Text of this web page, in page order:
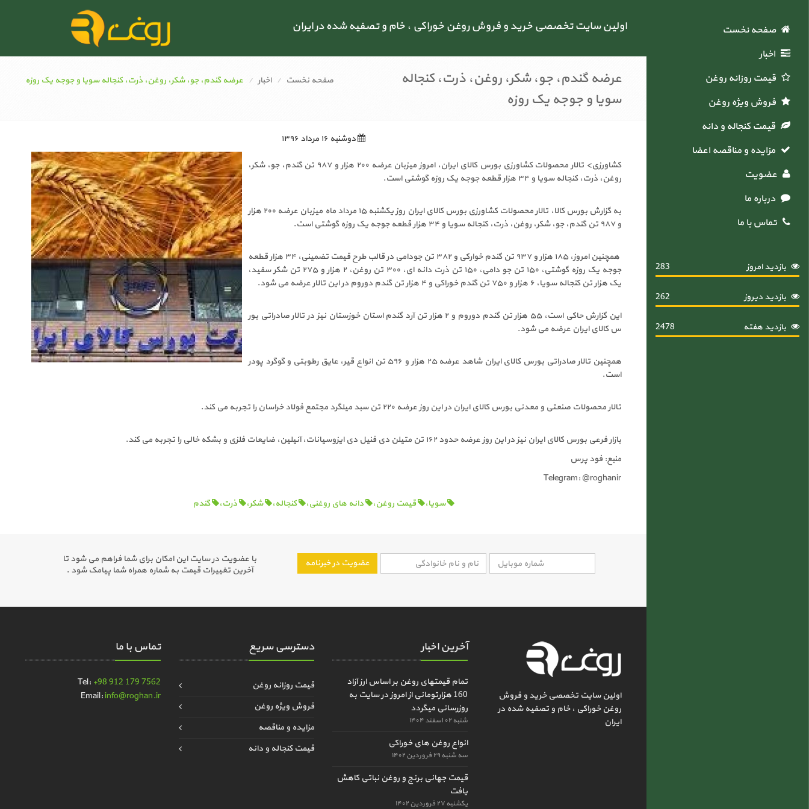
اولین سایت تخصصی خرید و فروش روغن خوراکی ، خام و تصفیه شده در ایران
صفحه نخست
اخبار
قیمت روزانه روغن
فروش ویژه روغن
قیمت کنجاله و دانه
مزایده و مناقصه اعضاء
عضویت
درباره ما
تماس با ما
بازدید امروز 283
بازدید دیروز 262
بازدید هفته 2478
عرضه گندم، جو، شکر، روغن، ذرت، کنجاله
سویا و جوجه یک روزه
صفحه نخست اخبار عرضه گندم، جو، شکر، روغن، ذرت، کنجاله سویا و جوجه یک روزه
دوشنبه ۱۶ مرداد ۱۳۹۶
کشاورزی> تالار محصولات کشاورزی بورس کالای ایران، امروز میزبان عرضه ۲۰۰ هزار و ۹۸۷ تن گندم، جو، شکر،
روغن، ذرت، کنجاله سویا و ۳۴ هزار قطعه جوجه یک روزه گوشتی است.
به گزارش بورس کالا، تالار محصولات کشاورزی بورس کالای ایران روز یکشنبه ۱۵ مرداد ماه میزبان عرضه ۲۰۰ هزار
و ۹۸۷ تن گندم، جو، شکر، روغن، ذرت، کنجاله سویا و ۳۴ هزار قطعه جوجه یک روزه گوشتی است.
همچنین امروز، ۱۸۵ هزار و ۹۳۷ تن گندم خوارکی و ۳۸۲ تن جودامی در قالب طرح قیمت تضمینی، ۳۴ هزار قطعه
جوجه یک روزه گوشتی، ۱۵۰ تن جو دامی، ۱۵۰ تن ذرت دانه ای، ۳۰۰ تن روغن، ۲ هزار و ۲۷۵ تن شکر سفید،
یک هزار تن کنجاله سویا، ۶ هزار و ۷۵۰ تن گندم خوراکی و ۴ هزار تن گندم دوروم در این تالار عرضه می شود.
این گزارش حاکی است، ۵۵ هزار تن گندم دوروم و ۲ هزار تن آرد گندم استان خوزستان نیز در تالار صادراتی بور
س کالای ایران عرضه می شود.
همچنین تالار صادراتی بورس کالای ایران شاهد عرضه ۲۵ هزار و ۵۹۶ تن انواع قیر، عایق رطوبتی و گوگرد پودر
است.
تالار محصولات صنعتی و معدنی بورس کالای ایران در این روز عرضه ۲۲۰ تن سبد میلگرد مجتمع فولاد خراسان را تجربه می کند.
بازار فرعی بورس کالای ایران نیز در این روز عرضه حدود ۱۶۲ تن متیلن دی فنیل دی ایزوسیانات، آنیلین، ضایعات فلزی و بشکه خالی را تجربه می کند.
منبع: فود پرس
Telegram: @roghanir
سویا،
قیمت روغن، دانه های روغنی، کنجاله، شکر، ذرت، گندم
عضویت در خبرنامه
با عضویت در سایت این امکان برای شما فراهم می شود تا
آخرین تغییرات قیمت به شماره همراه شما پیامک شود .
اولین سایت تخصصی خرید و فروش
روغن خوراکی ، خام و تصفیه شده در
ایران
آخرین اخبار
تمام قیمتهای روغن بر اساس ارز آزاد
160 هزارتومانی از امروز در سایت به
روزرسانی میگردد
شنبه ۰۲ اسفند ۱۴۰۴
انواع روغن های خوراکی
سه شنبه ۲۹ فروردین ۱۴۰۲
قیمت جهانی برنج و روغن نباتی کاهش
یافت
یکشنبه ۲۷ فروردین ۱۴۰۲
دسترسی سریع
قیمت روزانه روغن
فروش ویژه روغن
مزایده و مناقصه
قیمت کنجاله و دانه
تماس با ما
Tel: +98 912 179 7562
Email:info@roghan.ir